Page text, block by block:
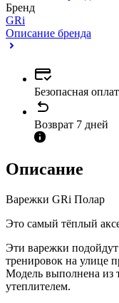
Бренд
GRi
Описание бренда
Безопасная
Возврат 7 дней
Описание
Варежки GRi Полар
Это самый тёплый
Эти варежки
тренировок на улице
Модель выполнена из
утеплителем.